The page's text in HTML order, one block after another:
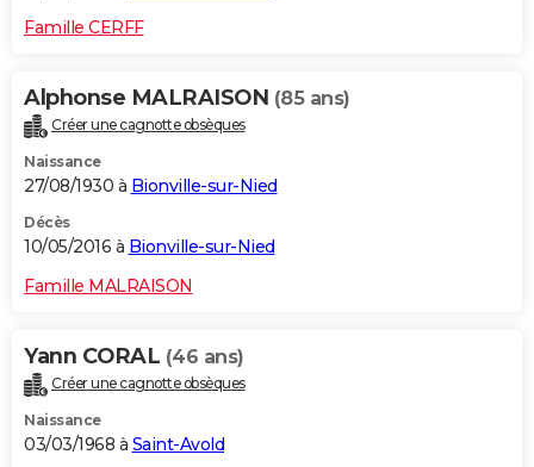
Famille CERFF
Alphonse MALRAISON (85 ans)
Créer une cagnotte obsèques
Naissance
27/08/1930 à Bionville-sur-Nied
Décès
10/05/2016 à Bionville-sur-Nied
Famille MALRAISON
Yann CORAL (46 ans)
Créer une cagnotte obsèques
Naissance
03/03/1968 à Saint-Avold